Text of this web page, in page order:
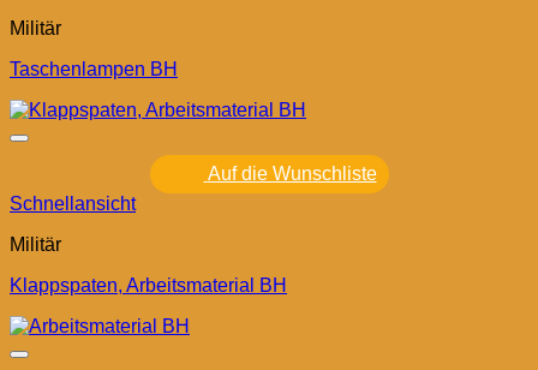
Militär
Taschenlampen BH
Auf die Wunschliste
Schnellansicht
Militär
Klappspaten, Arbeitsmaterial BH